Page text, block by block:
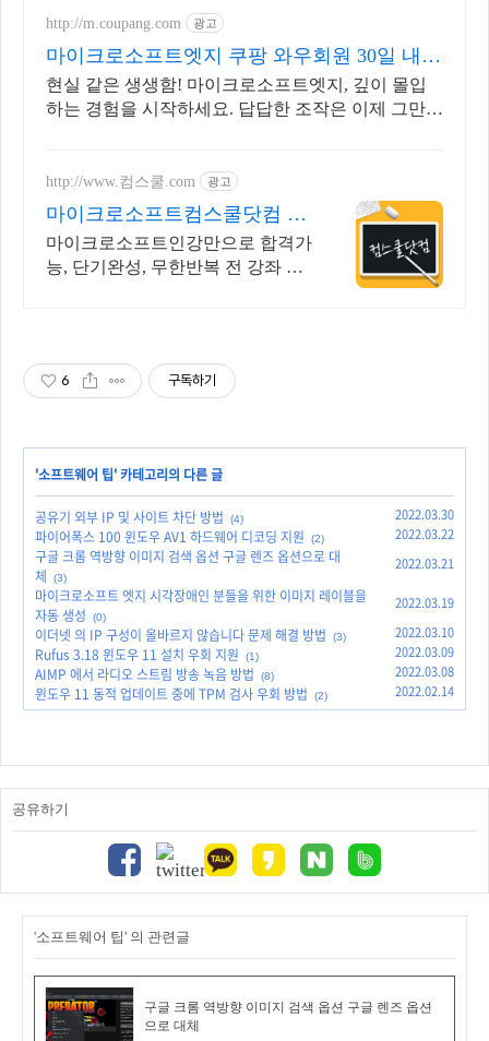
http://m.coupang.com 광고
마이크로소프트엣지 쿠팡 와우회원 30일 내
무료반품
현실 같은 생생함! 마이크로소프트엣지, 깊이 몰입
하는 경험을 시작하세요. 답답한 조작은 이제 그만!
http://www.컴스쿨.com 광고
마이크로소프트컴스쿨닷컴 당
일 신청&결제시 기프티콘!
마이크로소프트인강만으로 합격가
능, 단기완성, 무한반복 전 강좌 스
6 구독하기
'소프트웨어 팁' 카테고리의 다른 글
공유기 외부 IP 및 사이트 차단 방법 (4) 2022.03.30
파이어폭스 100 윈도우 AV1 하드웨어 디코딩 지원 (2) 2022.03.22
구글 크롬 역방향 이미지 검색 옵션 구글 렌즈 옵션으로 대
체
(3)
2022.03.21
마이크로소프트 엣지 시각장애인 분들을 위한 이미지 레이블을
자동 생성
(0)
2022.03.19
이더넷 의 IP 구성이 올바르지 않습니다 문제 해결 방법 (3) 2022.03.10
Rufus 3.18 윈도우 11 설치 우회 지원 (1) 2022.03.09
AIMP 에서 라디오 스트림 방송 녹음 방법 (8) 2022.03.08
윈도우 11 동적 업데이트 중에 TPM 검사 우회 방법 (2) 2022.02.14
공유하기
'소프트웨어 팁' 의 관련글
구글 크롬 역방향 이미지 검색 옵션 구글 렌즈 옵션
으로 대체